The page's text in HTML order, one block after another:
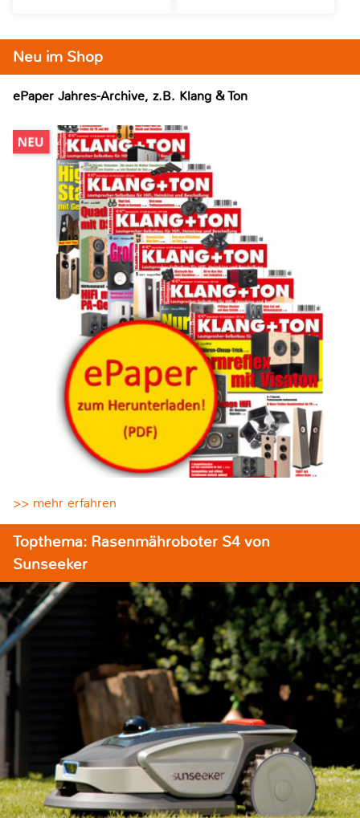
Neu im Shop
ePaper Jahres-Archive, z.B. Klang & Ton
>> mehr erfahren
Topthema: Rasenmähroboter S4 von
Sunseeker